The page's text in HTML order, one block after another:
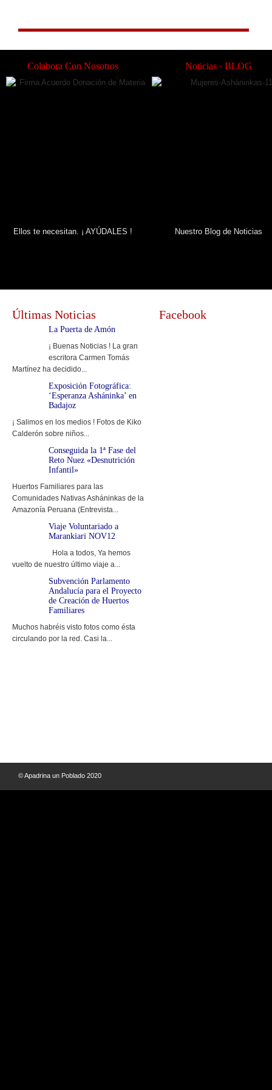
Colabora Con Nosotros
Ellos te necesitan. ¡ AYÚDALES !
Noticias · BLOG
Nuestro Blog de Noticias
Últimas Noticias
La Puerta de Amón
¡ Buenas Noticias ! La gran
escritora Carmen Tomás
Martínez ha decidido...
Exposición Fotográfica:
‘Esperanza Asháninka’ en
Badajoz
¡ Salimos en los medios ! Fotos de Kiko
Calderón sobre niños...
Conseguida la 1ª Fase del
Reto Nuez «Desnutrición
Infantil»
Huertos Familiares para las
Comunidades Nativas Asháninkas de la
Amazonía Peruana (Entrevista...
Viaje Voluntariado a
Marankiari NOV12
Hola a todos, Ya hemos
vuelto de nuestro último viaje a...
Subvención Parlamento
Andalucía para el Proyecto
de Creación de Huertos
Familiares
Muchos habréis visto fotos como ésta
circulando por la red. Casi la...
Facebook
© Apadrina un Poblado 2020